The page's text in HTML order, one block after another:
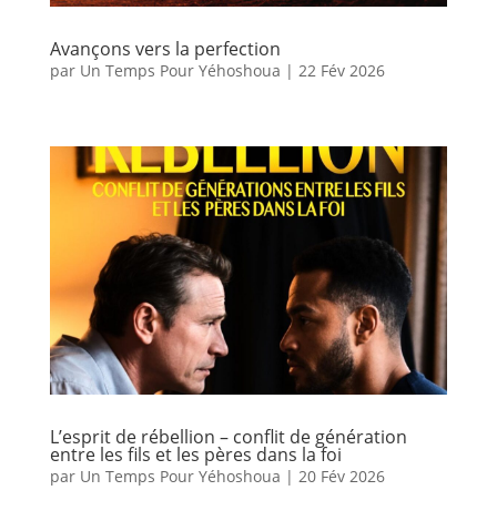
Avançons vers la perfection
par Un Temps Pour Yéhoshoua | 22 Fév 2026
L’esprit de rébellion – conflit de génération
entre les fils et les pères dans la foi
par Un Temps Pour Yéhoshoua | 20 Fév 2026